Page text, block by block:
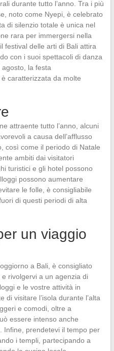
durante tutto l’anno. Tra i più
noto come Nyepi, è celebrato
di silenzio totale è unica nel
rara per immergersi nella
festival delle arti di Bali attira
con i suoi spettacoli di danza
la festa
è caratterizzata da molte
attraente tutto l’anno, alcuni
a causa dell’afflusso
così come il periodo di Natale
ambiti dai visitatori
turistici e gli hotel possono
possono aumentare
le folle, è consigliabile
di questi periodi di alta
un viaggio
a Bali, è consigliato
rivolgervi a un agenzia di
e le vostre attività in
visitare l’isola durante l’alta
e comodi, oltre a
essere intenso anche
Infine, prendetevi il tempo per
i templi, partecipando a